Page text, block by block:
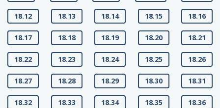
18.12 18.13 18.14 18.15 18.16
18.17 18.18 18.19 18.20 18.21
18.22 18.23 18.24 18.25 18.26
18.27 18.28 18.29 18.30 18.31
18.32 18.33 18.34 18.35 18.36